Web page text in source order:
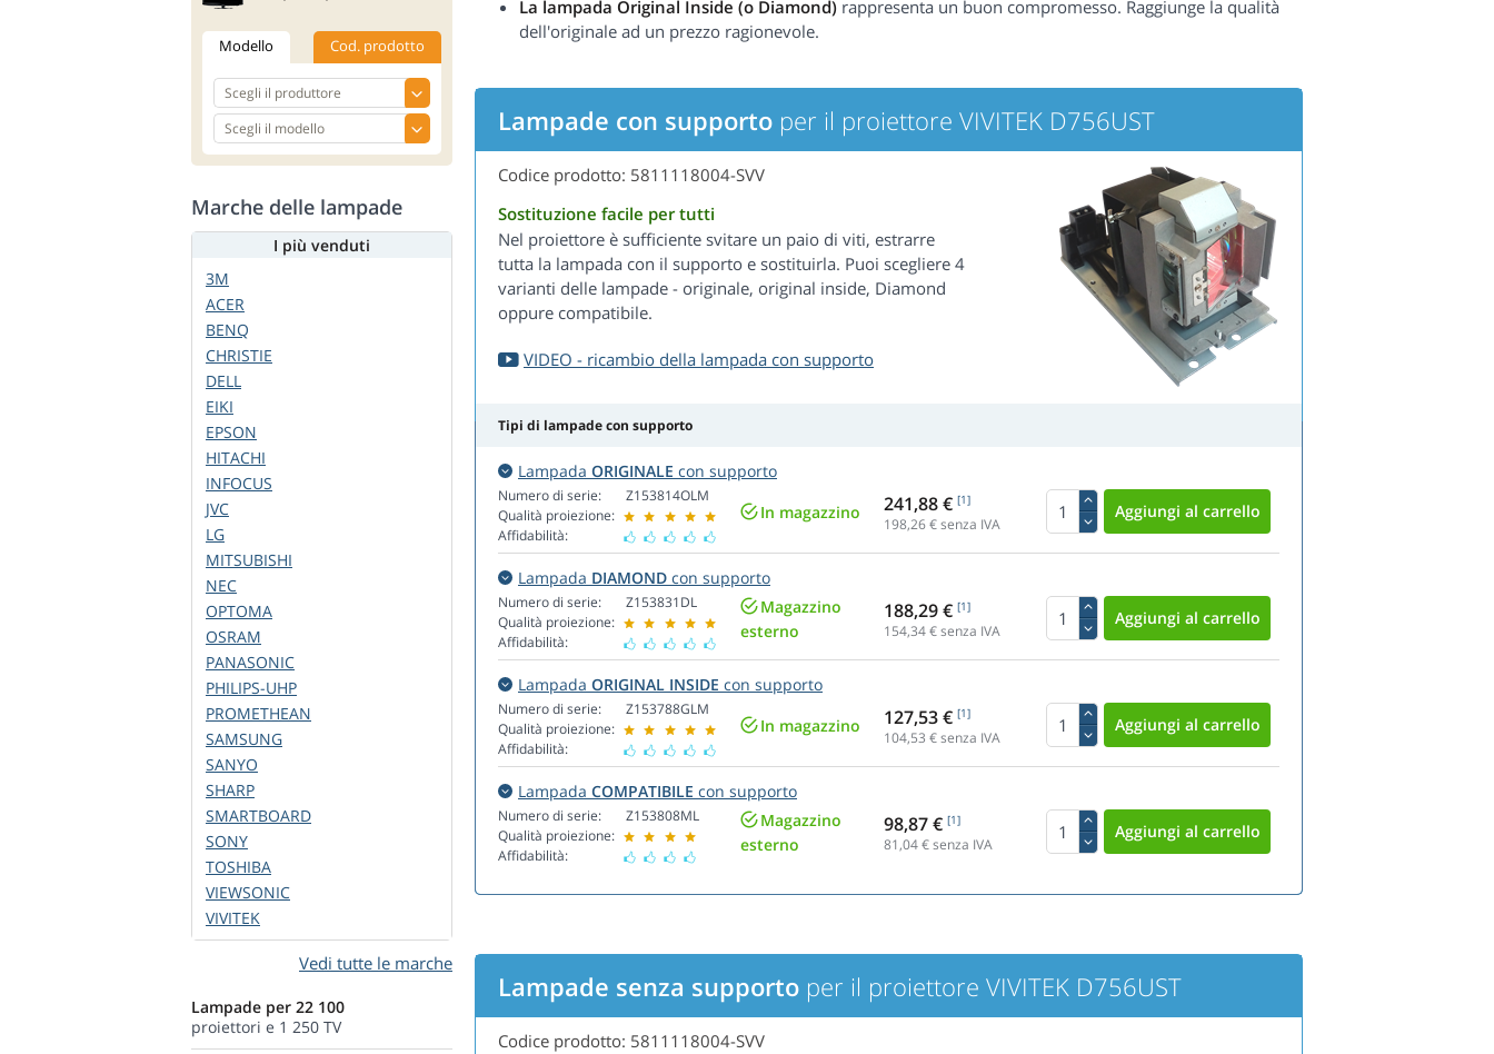
La lampada Original Inside (o Diamond) rappresenta un buon compromesso. Raggiunge la qualità
dell'originale ad un prezzo ragionevole.
Lampade con supporto per il proiettore VIVITEK D756UST
Codice prodotto: 5811118004-SVV
Sostituzione facile per tutti
Nel proiettore è sufficiente svitare un paio di viti, estrarre
tutta la lampada con il supporto e sostituirla. Puoi scegliere 4
varianti delle lampade - originale, original inside, Diamond
oppure compatibile.
VIDEO - ricambio della lampada con supporto
Tipi di lampade con supporto
Lampada ORIGINALE con supporto
Numero di serie:
Qualità proiezione:
Affidabilità:
Z153814OLM
In magazzino 241,88 € [1]
198,26€ senza IVA
Lampada DIAMOND con supporto
Numero di serie:
Qualità proiezione:
Affidabilità:
Z153831DL
Magazzino
esterno
188,29 € [1]
154,34€ senza IVA
Lampada ORIGINAL INSIDE con supporto
Numero di serie:
Qualità proiezione:
Affidabilità:
Z153788GLM
In magazzino 127,53 € [1]
104,53 € senza IVA
Lampada COMPATIBILE con supporto
Numero di serie:
Qualità proiezione:
Affidabilità:
Z153808ML
Magazzino
esterno
98,87 € [1]
81,04€ senza IVA
Lampade senza supporto per il proiettore VIVITEK D756UST
Codice prodotto: 5811118004-SVV
Modello Cod. prodotto
Marche delle lampade
I più venduti
3M
ACER
BENQ
CHRISTIE
DELL
EIKI
EPSON
HITACHI
INFOCUS
JVC
LG
MITSUBISHI
NEC
OPTOMA
OSRAM
PANASONIC
PHILIPS-UHP
PROMETHEAN
SAMSUNG
SANYO
SHARP
SMARTBOARD
SONY
TOSHIBA
VIEWSONIC
VIVITEK
Vedi tutte le marche
Lampade per 22 100
proiettori e 1 250 TV